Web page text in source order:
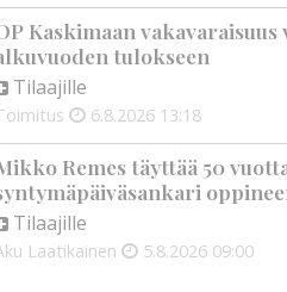
Kaskimaan
tulokseen
Tilaajille
6.8.2026 13:18
Remes täyttää 50
Tilaajille
Laatikainen 5.8.2026 09:00